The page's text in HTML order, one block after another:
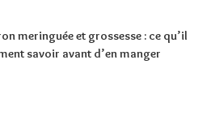
meringuée et grossesse : ce qu’il
savoir avant d’en manger